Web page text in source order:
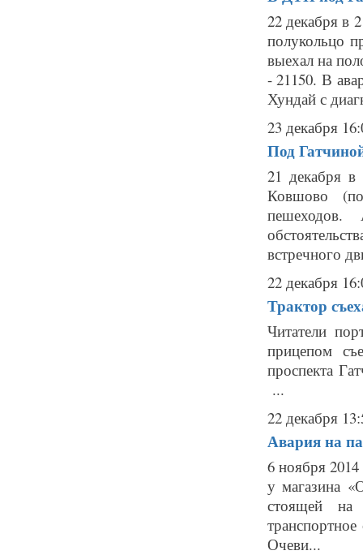
22 декабря в
полукольцо
выехал на
- 21150. В
Хундай с
23 декабря
Под
21 декабря в
Ковшово
пешеходов.
встречного
22 декабря
Трактор
Читатели
прицепом
проспекта
...
22 декабря
Авария на
6 ноября
у магазина
стоящей на
Очеви...